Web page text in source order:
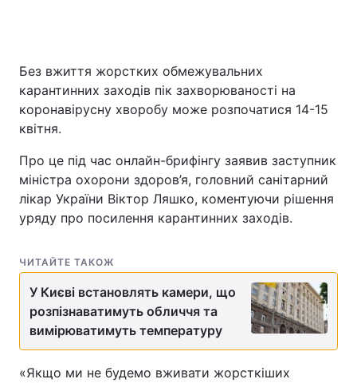
Економіка Світ
Спорт
Техно і зв'язок Лайт
Зброя Інциденти
Цікавинки Погода
Екологія Регіони
Без вжиття жорстких обмежувальних
карантинних заходів пік захворюваності на
коронавірусну хворобу може розпочатися 14-15
квітня.
Про це під час онлайн-брифінгу заявив заступник
міністра охорони здоров’я, головний санітарний
лікар України Віктор Ляшко, коментуючи рішення
уряду про посилення карантинних заходів.
ЧИТАЙТЕ ТАКОЖ
У Києві встановлять камери, що
розпізнаватимуть обличчя та
вимірюватимуть температуру
«Якщо ми не будемо вживати жорсткіших